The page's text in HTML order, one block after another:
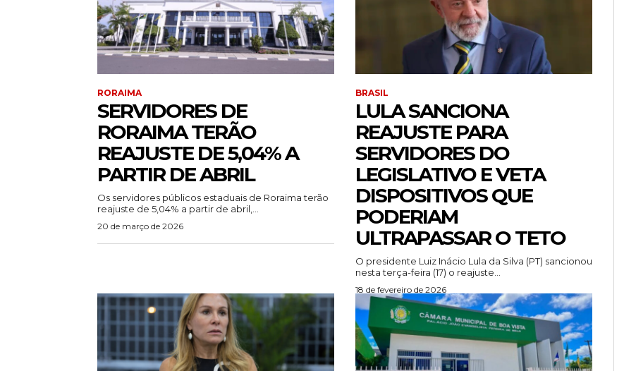
RORAIMA
SERVIDORES DE
RORAIMA TERÃO
REAJUSTE DE 5,04% A
PARTIR DE ABRIL
Os servidores públicos estaduais de Roraima terão
reajuste de 5,04% a partir de abril,...
20 de março de 2026
BRASIL
LULA SANCIONA
REAJUSTE PARA
SERVIDORES DO
LEGISLATIVO E VETA
DISPOSITIVOS QUE
PODERIAM
ULTRAPASSAR O TETO
O presidente Luiz Inácio Lula da Silva (PT) sancionou
nesta terça-feira (17) o reajuste...
18 de fevereiro de 2026